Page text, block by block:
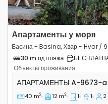
Апартаменты у моря
Басина - Basina, Хвар - Hvar /
30 m од пляжа
Объекты проживания:
Однокомнатные
АПАРТАМЕНТЫ A-9673-a
40 m2 12 m2 1 1 2